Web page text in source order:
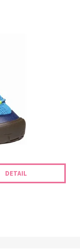
– celoroční obuv
v Dolních
DETAIL